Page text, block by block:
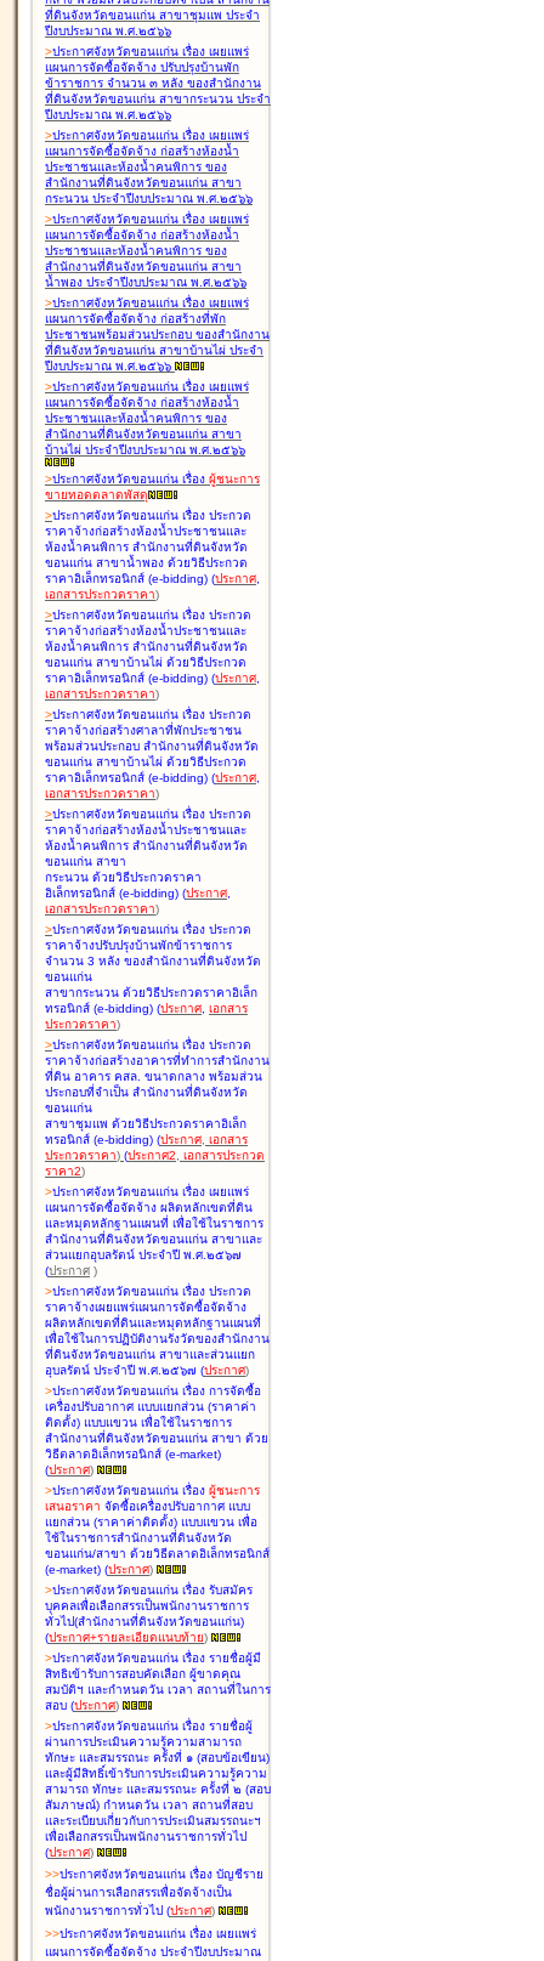
ที่ดินจังหวัดขอนแก่น สาขาชุมแพ ประจำ
ปีงบประมาณ พ.ศ.๒๕๖๖
>ประกาศจังหวัดขอนแก่น เรื่อง เผยแพร่
แผนการจัดซื้อจัดจ้าง ปรับปรุงบ้านพัก
ข้าราชการ จำนวน ๓ หลัง ของสำนักงาน
ที่ดินจังหวัดขอนแก่น สาขากระนวน ประจำ
ปีงบประมาณ พ.ศ.๒๕๖๖
>ประกาศจังหวัดขอนแก่น เรื่อง เผยแพร่
แผนการจัดซื้อจัดจ้าง ก่อสร้างห้องน้ำ
ประชาชนและห้องน้ำคนพิการ ของ
สำนักงานที่ดินจังหวัดขอนแก่น สาขา
กระนวน ประจำปีงบประมาณ พ.ศ.๒๕๖๖
>ประกาศจังหวัดขอนแก่น เรื่อง เผยแพร่
แผนการจัดซื้อจัดจ้าง ก่อสร้างห้องน้ำ
ประชาชนและห้องน้ำคนพิการ ของ
สำนักงานที่ดินจังหวัดขอนแก่น สาขา
น้ำพอง ประจำปีงบประมาณ พ.ศ.๒๕๖๖
>ประกาศจังหวัดขอนแก่น เรื่อง เผยแพร่
แผนการจัดซื้อจัดจ้าง ก่อสร้างที่พัก
ประชาชนพร้อมส่วนประกอบ ของสำนักงาน
ที่ดินจังหวัดขอนแก่น สาขาบ้านไผ่ ประจำ
ปีงบประมาณ พ.ศ.๒๕๖๖
>ประกาศจังหวัดขอนแก่น เรื่อง เผยแพร่
แผนการจัดซื้อจัดจ้าง ก่อสร้างห้องน้ำ
ประชาชนและห้องน้ำคนพิการ ของ
สำนักงานที่ดินจังหวัดขอนแก่น สาขา
บ้านไผ่ ประจำปีงบประมาณ พ.ศ.๒๕๖๖
>ประกาศจังหวัดขอนแก่น เรื่อง ผู้ชนะการ
ขายทอดตลาดพัสดุ
>ประกาศจังหวัดขอนแก่น เรื่อง ประกวด
ราคาจ้างก่อสร้างห้องน้ำประชาชนและ
ห้องน้ำคนพิการ สำนักงานที่ดินจังหวัด
ขอนแก่น สาขาน้ำพอง ด้วยวิธีประกวด
ราคาอิเล็กทรอนิกส์ (e-bidding) (ประกาศ,
เอกสารประกวดราคา)
>ประกาศจังหวัดขอนแก่น เรื่อง ประกวด
ราคาจ้างก่อสร้างห้องน้ำประชาชนและ
ห้องน้ำคนพิการ สำนักงานที่ดินจังหวัด
ขอนแก่น สาขาบ้านไผ่ ด้วยวิธีประกวด
ราคาอิเล็กทรอนิกส์ (e-bidding) (ประกาศ,
เอกสารประกวดราคา)
>ประกาศจังหวัดขอนแก่น เรื่อง ประกวด
ราคาจ้างก่อสร้างศาลาที่พักประชาชน
พร้อมส่วนประกอบ สำนักงานที่ดินจังหวัด
ขอนแก่น สาขาบ้านไผ่ ด้วยวิธีประกวด
ราคาอิเล็กทรอนิกส์ (e-bidding) (ประกาศ,
เอกสารประกวดราคา)
>ประกาศจังหวัดขอนแก่น เรื่อง ประกวด
ราคาจ้างก่อสร้างห้องน้ำประชาชนและ
ห้องน้ำคนพิการ สำนักงานที่ดินจังหวัด
ขอนแก่น สาขา
กระนวน ด้วยวิธีประกวดราคา
อิเล็กทรอนิกส์ (e-bidding) (ประกาศ,
เอกสารประกวดราคา)
>ประกาศจังหวัดขอนแก่น เรื่อง ประกวด
ราคาจ้างปรับปรุงบ้านพักข้าราชการ
จำนวน 3 หลัง ของสำนักงานที่ดินจังหวัด
ขอนแก่น
สาขากระนวน ด้วยวิธีประกวดราคาอิเล็ก
ทรอนิกส์ (e-bidding) (ประกาศ, เอกสาร
ประกวดราคา)
>ประกาศจังหวัดขอนแก่น เรื่อง ประกวด
ราคาจ้างก่อสร้างอาคารที่ทำการสำนักงาน
ที่ดิน อาคาร คสล. ขนาดกลาง พร้อมส่วน
ประกอบที่จำเป็น สำนักงานที่ดินจังหวัด
ขอนแก่น
สาขาชุมแพ ด้วยวิธีประกวดราคาอิเล็ก
ทรอนิกส์ (e-bidding) (ประกาศ, เอกสาร
ประกวดราคา) (ประกาศ2, เอกสารประกวด
ราคา2)
>ประกาศจังหวัดขอนแก่น เรื่อง เผยแพร่
แผนการจัดซื้อจัดจ้าง ผลิตหลักเขตที่ดิน
และหมุดหลักฐานแผนที่ เพื่อใช้ในราชการ
สำนักงานที่ดินจังหวัดขอนแก่น สาขาและ
ส่วนแยกอุบลรัตน์ ประจำปี พ.ศ.๒๕๖๗
(ประกาศ )
>ประกาศจังหวัดขอนแก่น เรื่อง ประกวด
ราคาจ้างเผยแพร่แผนการจัดซื้อจัดจ้าง
ผลิตหลักเขตที่ดินและหมุดหลักฐานแผนที่
เพื่อใช้ในการปฏิบัติงานรังวัดของสำนักงาน
ที่ดินจังหวัดขอนแก่น สาขาและส่วนแยก
อุบลรัตน์ ประจำปี พ.ศ.๒๕๖๗ (ประกาศ)
>ประกาศจังหวัดขอนแก่น เรื่อง การจัดซื้อ
เครื่องปรับอากาศ แบบแยกส่วน (ราคาค่า
ติดตั้ง) แบบแขวน เพื่อใช้ในราชการ
สำนักงานที่ดินจังหวัดขอนแก่น สาขา ด้วย
วิธีตลาดอิเล็กทรอนิกส์ (e-market)
(ประกาศ)
>ประกาศจังหวัดขอนแก่น เรื่อง ผู้ชนะการ
เสนอราคา จัดซื้อเครื่องปรับอากาศ แบบ
แยกส่วน (ราคาค่าติดตั้ง) แบบแขวน เพื่อ
ใช้ในราชการสำนักงานที่ดินจังหวัด
ขอนแก่น/สาขา ด้วยวิธีตลาดอิเล็กทรอนิกส์
(e-market) (ประกาศ)
>ประกาศจังหวัดขอนแก่น เรื่อง รับสมัคร
บุคคลเพื่อเลือกสรรเป็นพนักงานราชการ
ทั่วไป(สำนักงานที่ดินจังหวัดขอนแก่น)
(ประกาศ+รายละเอียดแนบท้าย)
>ประกาศจังหวัดขอนแก่น เรื่อง รายชื่อผู้มี
สิทธิเข้ารับการสอบคัดเลือก ผู้ขาดคุณ
สมบัติฯ และกำหนดวัน เวลา สถานที่ในการ
สอบ (ประกาศ)
>ประกาศจังหวัดขอนแก่น เรื่อง รายชื่อผู้
ผ่านการประเมินความรู้ความสามารถ
ทักษะ และสมรรถนะ ครั้งที่ ๑ (สอบข้อเขียน)
และผู้มีสิทธิ์เข้ารับการประเมินความรู้ความ
สามารถ ทักษะ และสมรรถนะ ครั้งที่ ๒ (สอบ
สัมภาษณ์) กำหนดวัน เวลา สถานที่สอบ
และระเบียบเกี่ยวกับการประเมินสมรรถนะฯ
เพื่อเลือกสรรเป็นพนักงานราชการทั่วไป
(ประกาศ)
>>ประกาศจังหวัดขอนแก่น เรื่อง บัญชีราย
ชื่อผู้ผ่านการเลือกสรรเพื่อจัดจ้างเป็น
พนักงานราชการทั่วไป (ประกาศ)
>>ประกาศจังหวัดขอนแก่น เรื่อง เผยแพร่
แผนการจัดซื้อจัดจ้าง ประจำปีงบประมาณ